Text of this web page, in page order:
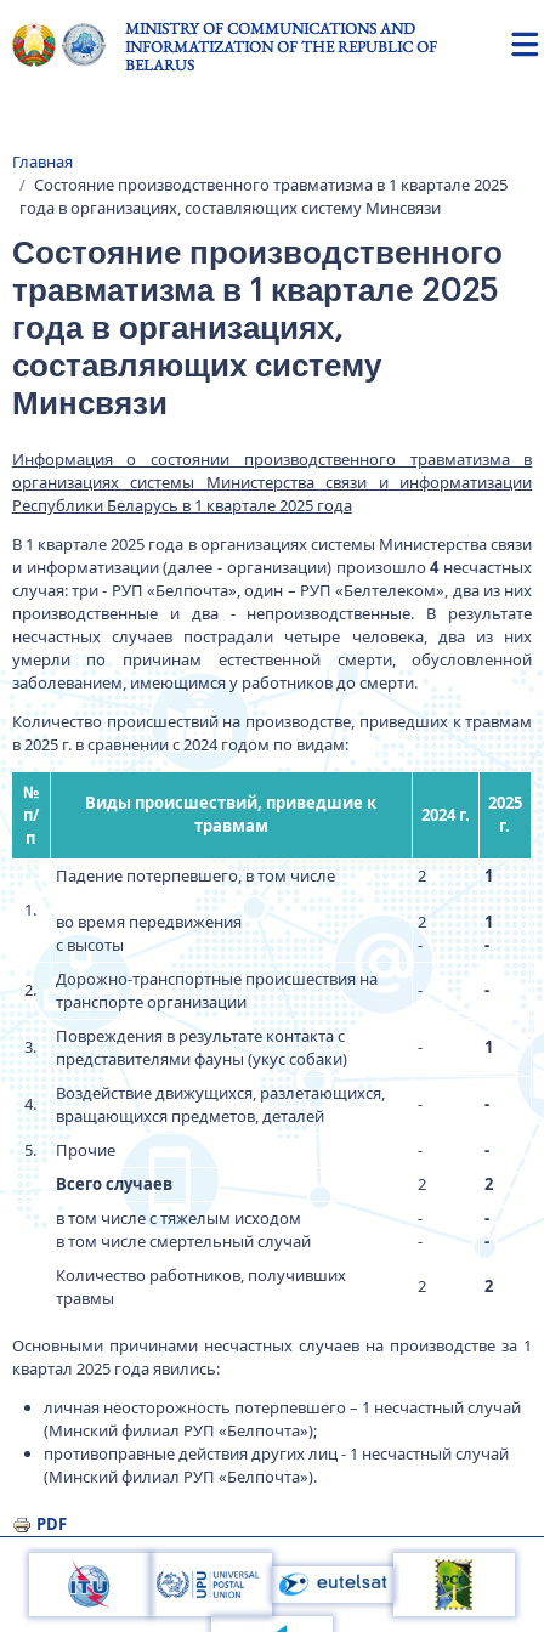
MINISTRY OF COMMUNICATIONS AND
INFORMATIZATION OF THE REPUBLIC OF
BELARUS
Breadcrumb
Главная
Состояние производственного травматизма в 1 квартале 2025
года в организациях, составляющих систему Минсвязи
Состояние производственного
травматизма в 1 квартале 2025
года в организациях,
составляющих систему
Минсвязи
Информация о состоянии производственного травматизма в
организациях системы Министерства связи и информатизации
Республики Беларусь в 1 квартале 2025 года
В 1 квартале 2025 года в организациях системы Министерства связи
и информатизации (далее - организации) произошло4 несчастных
случая: три - РУП «Белпочта», один – РУП «Белтелеком», два из них
производственные и два - непроизводственные. В результате
несчастных случаев пострадали четыре человека, два из них
умерли по причинам естественной смерти, обусловленной
заболеванием, имеющимся у работников до смерти.
Количество происшествий на производстве, приведших к травмам
в 2025 г. в сравнении с 2024 годом по видам:
№
п/
п
Виды происшествий, приведшие к
травмам
2024 г.
2025
г.
1.
Падение потерпевшего, в том числе
во время передвижения
с высоты
2
2
-
1
1
-
2.
Дорожно-транспортные происшествия на
транспорте организации
- -
3.
Повреждения в результате контакта с
представителями фауны (укус собаки)
- 1
4.
Воздействие движущихся, разлетающихся,
вращающихся предметов, деталей
- -
5. Прочие -
-
Всего случаев
2
2
в том числе с тяжелым исходом
в том числе смертельный случай
-
-
-
-
Количество работников, получивших
травмы
2 2
Основными причинами несчастных случаев на производстве за 1
квартал 2025 года явились:
личная неосторожность потерпевшего – 1 несчастный случай
(Минский филиал РУП «Белпочта»);
противоправные действия других лиц - 1 несчастный случай
(Минский филиал РУП «Белпочта»).
PDF